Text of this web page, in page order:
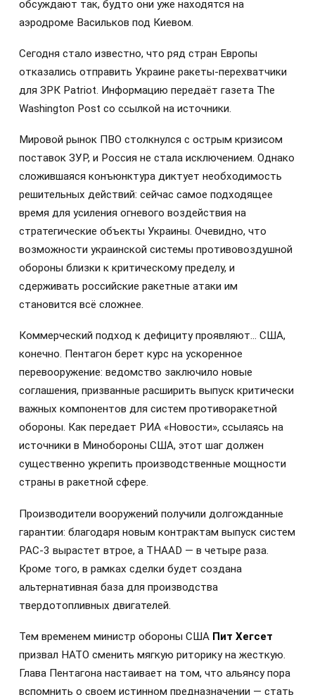
обсуждают так, будто они уже находятся на
аэродроме Васильков под Киевом.
Сегодня стало известно, что ряд стран Европы
отказались отправить Украине ракеты-перехватчики
для ЗРК Patriot. Информацию передаёт газета The
Washington Post со ссылкой на источники.
Мировой рынок ПВО столкнулся с острым кризисом
поставок ЗУР, и Россия не стала исключением. Однако
сложившаяся конъюнктура диктует необходимость
решительных действий: сейчас самое подходящее
время для усиления огневого воздействия на
стратегические объекты Украины. Очевидно, что
возможности украинской системы противовоздушной
обороны близки к критическому пределу, и
сдерживать российские ракетные атаки им
становится всё сложнее.
Коммерческий подход к дефициту проявляют… США,
конечно. Пентагон берет курс на ускоренное
перевооружение: ведомство заключило новые
соглашения, призванные расширить выпуск критически
важных компонентов для систем противоракетной
обороны. Как передает РИА «Новости», ссылаясь на
источники в Минобороны США, этот шаг должен
существенно укрепить производственные мощности
страны в ракетной сфере.
Производители вооружений получили долгожданные
гарантии: благодаря новым контрактам выпуск систем
PAC-3 вырастет втрое, а THAAD — в четыре раза.
Кроме того, в рамках сделки будет создана
альтернативная база для производства
твердотопливных двигателей.
Тем временем министр обороны США Пит Хегсет
призвал НАТО сменить мягкую риторику на жесткую.
Глава Пентагона настаивает на том, что альянсу пора
вспомнить о своем истинном предназначении — стать